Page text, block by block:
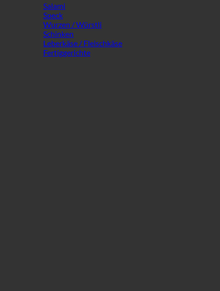
Salami
Speck
Wurzen / Würstli
Schinken
Leberkäse / Fleischkäse
Fertiggerichte